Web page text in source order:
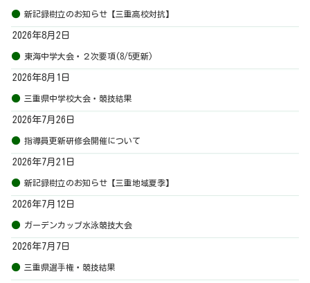
新記録樹立のお知らせ【三重高校対抗】
2026年8月2日
東海中学大会・２次要項(8/5更新)
2026年8月1日
三重県中学校大会・競技結果
2026年7月26日
指導員更新研修会開催について
2026年7月21日
新記録樹立のお知らせ【三重地域夏季】
2026年7月12日
ガーデンカップ水泳競技大会
2026年7月7日
三重県選手権・競技結果